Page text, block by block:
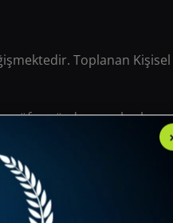
Toplanan
cüzdanı
bilgisi vb.)
iletişim bilgisi ve
ekstresi, gişe